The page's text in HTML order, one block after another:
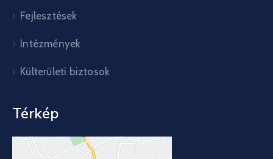
Fejlesztések
Intézmények
Külterületi biztosok
Térkép